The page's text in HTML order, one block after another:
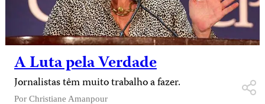
A Luta pela Verdade
Jornalistas têm muito trabalho a fazer.
Por Christiane Amanpour